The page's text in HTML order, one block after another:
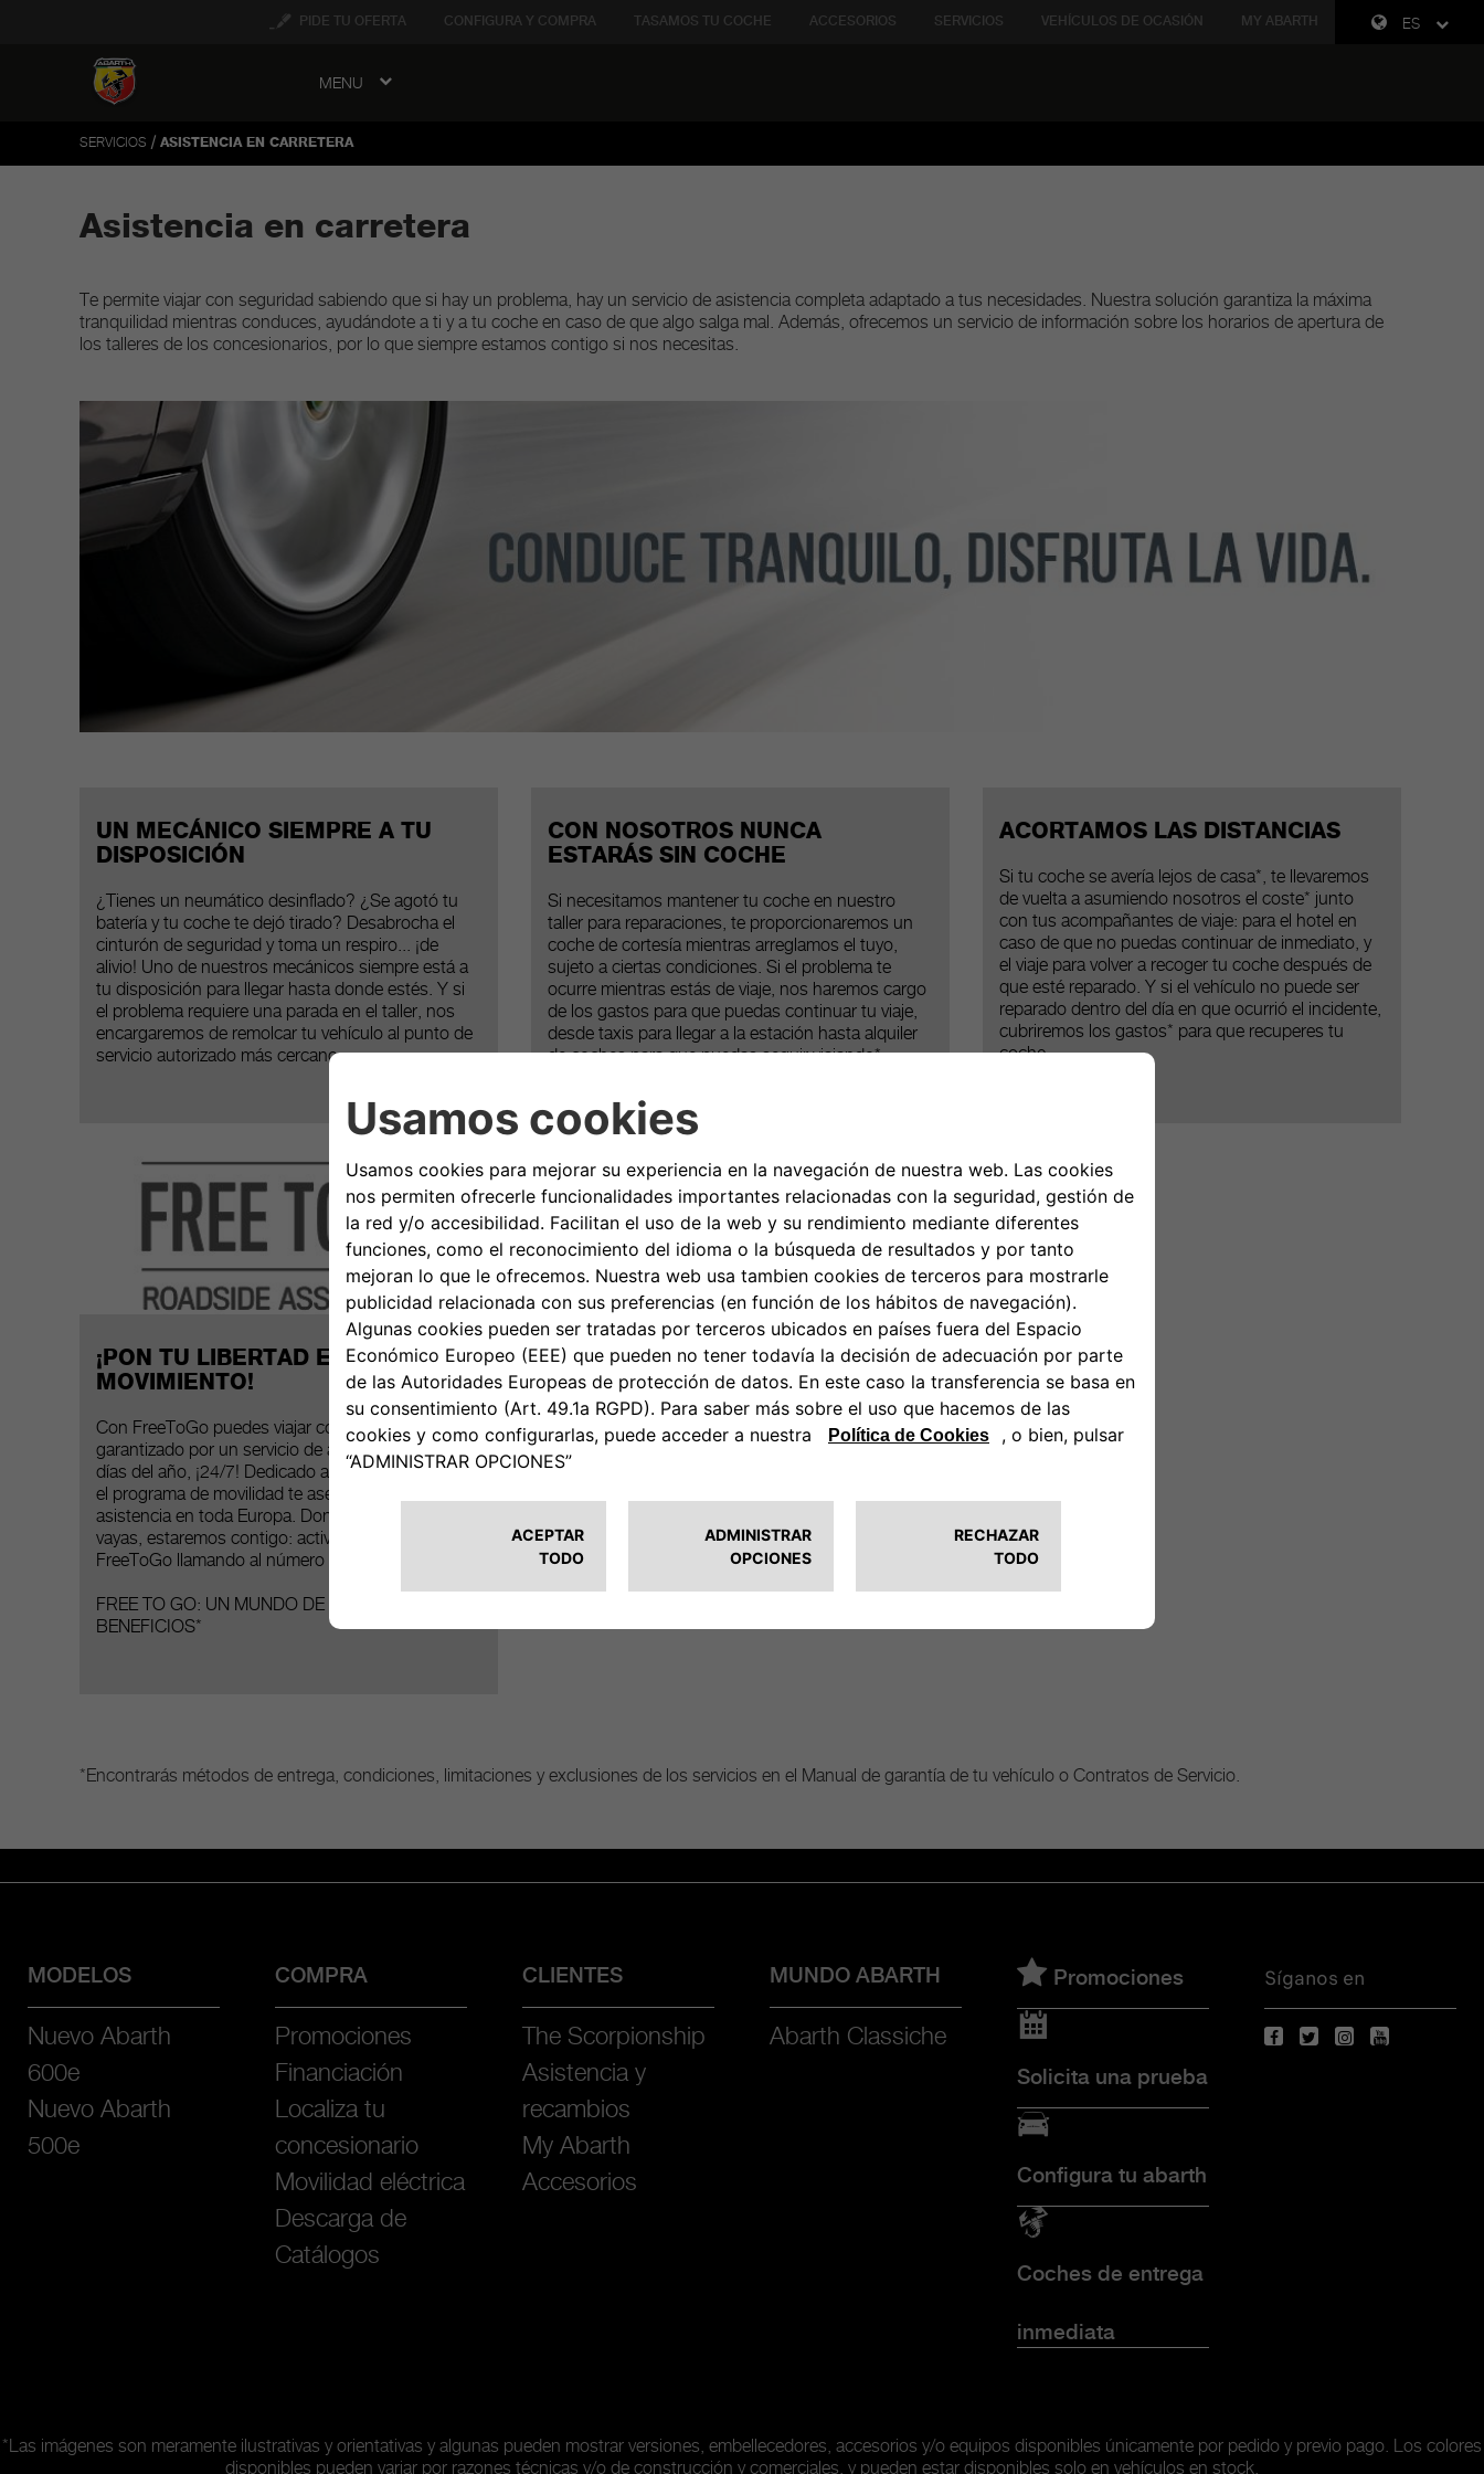
ES
PIDE TU OFERTA CONFIGURA Y COMPRA TASAMOS TU COCHE ACCESORIOS SERVICIOS VEHÍCULOS DE OCASIÓN MY ABARTH
MENU
SERVICIOS / ASISTENCIA EN CARRETERA
Asistencia en carretera
Te permite viajar con seguridad sabiendo que si hay un problema, hay un servicio de asistencia completa adaptado a tus necesidades. Nuestra solución garantiza la máxima
tranquilidad mientras conduces, ayudándote a ti y a tu coche en caso de que algo salga mal. Además, ofrecemos un servicio de información sobre los horarios de apertura de
los talleres de los concesionarios, por lo que siempre estamos contigo si nos necesitas.
UN MECÁNICO SIEMPRE A TU
DISPOSICIÓN
¿Tienes un neumático desinflado? ¿Se agotó tu
batería y tu coche te dejó tirado? Desabrocha el
cinturón de seguridad y toma un respiro... ¡de
alivio! Uno de nuestros mecánicos siempre está a
tu disposición para llegar hasta donde estés. Y si
el problema requiere una parada en el taller, nos
encargaremos de remolcar tu vehículo al punto de
servicio autorizado más cercano.
CON NOSOTROS NUNCA
ESTARÁS SIN COCHE
Si necesitamos mantener tu coche en nuestro
taller para reparaciones, te proporcionaremos un
coche de cortesía mientras arreglamos el tuyo,
sujeto a ciertas condiciones. Si el problema te
ocurre mientras estás de viaje, nos haremos cargo
de los gastos para que puedas continuar tu viaje,
desde taxis para llegar a la estación hasta alquiler
de coches para que puedas seguir viajando*.
ACORTAMOS LAS DISTANCIAS
Si tu coche se avería lejos de casa*, te llevaremos
de vuelta a asumiendo nosotros el coste* junto
con tus acompañantes de viaje: para el hotel en
caso de que no puedas continuar de inmediato, y
el viaje para volver a recoger tu coche después de
que esté reparado. Y si el vehículo no puede ser
reparado dentro del día en que ocurrió el incidente,
cubriremos los gastos* para que recuperes tu
coche.
¡PON TU LIBERTAD EN
MOVIMIENTO!
Con FreeToGo puedes viajar con total tranquilidad,
garantizado por un servicio de asistencia los 365
días del año, ¡24/7! Dedicado a nuestros clientes,
el programa de movilidad te asegura la mejor
asistencia en toda Europa. Dondequiera que
vayas, estaremos contigo: activa los servicios de
FreeToGo llamando al número de teléfono gratuito.
FREE TO GO: UN MUNDO DE SERVICIO Y
BENEFICIOS*
*Encontrarás métodos de entrega, condiciones, limitaciones y exclusiones de los servicios en el Manual de garantía de tu vehículo o Contratos de Servicio.
MODELOS
Nuevo Abarth
600e
Nuevo Abarth
500e
COMPRA
Promociones
Financiación
Localiza tu
concesionario
Movilidad eléctrica
Descarga de
Catálogos
CLIENTES
The Scorpionship
Asistencia y
recambios
My Abarth
Accesorios
MUNDO ABARTH
Abarth Classiche
Promociones
Solicita una prueba
Configura tu abarth
Coches de entrega
inmediata
Síganos en
*Las imágenes son meramente ilustrativas y orientativas y algunas pueden mostrar versiones, embellecedores, accesorios y/o equipos disponibles únicamente por pedido y previo pago. Los colores
disponibles pueden variar por razones técnicas y/o de construcción y comerciales, y pueden estar disponibles solo en vehículos en stock.